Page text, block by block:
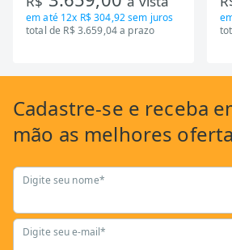
em até 12x R$ 304,92sem juros
total de R$ 3.659,04 a prazo
Cadastre-se e receba
mão as melhores
Digite seu nome*
Digite seu e-mail*